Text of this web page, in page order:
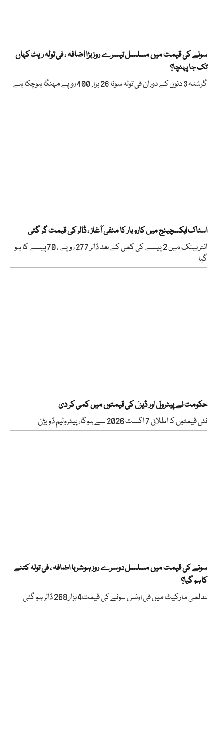
سونے کی قیمت میں مسلسل تیسرے روز بڑا اضافہ ، فی تولہ ریٹ کہاں
تک جا پہنچا؟
گزشتہ 3 دنوں کے دوران فی تولہ سونا 26 ہزار 400 روپے مہنگا ہوچکا ہے
اسٹاک ایکسچینج میں کاروبار کا منفی آغاز ، ڈالر کی قیمت گر گئی
انٹر بینک میں 2 پیسے کی کمی کے بعد ڈالر 277 روپے ، 70 پیسے کا ہو
گیا
حکومت نے پیٹرول اور ڈیزل کی قیمتوں میں کمی کر دی
نئی قیمتوں کا اطلاق 7 اگست 2026 سے ہوگا، پیٹرولیم ڈویژن
سونے کی قیمت میں مسلسل دوسرے روز ہوشربا اضافہ ، فی تولہ کتنے
کا ہو گیا؟
عالمی مارکیٹ میں فی اونس سونے کی قیمت4 ہزار 268 ڈالر ہو گئی